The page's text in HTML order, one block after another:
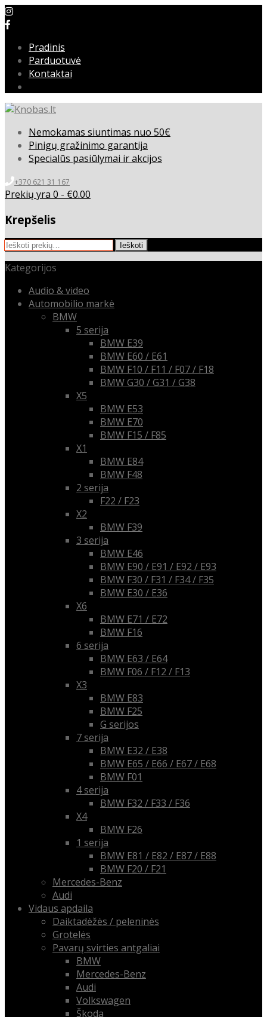
Pradinis
Parduotuvė
Kontaktai
Nemokamas siuntimas nuo 50€
Pinigų gražinimo garantija
Specialūs pasiūlymai ir akcijos
+370 621 31 167
Prekių yra 0 - €0.00
Krepšelis
Ieškoti: Ieškoti
Kategorijos
Audio & video
Automobilio markė
BMW
5 serija
BMW E39
BMW E60 / E61
BMW F10 / F11 / F07 / F18
BMW G30 / G31 / G38
X5
BMW E53
BMW E70
BMW F15 / F85
X1
BMW E84
BMW F48
2 serija
F22 / F23
X2
BMW F39
3 serija
BMW E46
BMW E90 / E91 / E92 / E93
BMW F30 / F31 / F34 / F35
BMW E30 / E36
X6
BMW E71 / E72
BMW F16
6 serija
BMW E63 / E64
BMW F06 / F12 / F13
X3
BMW E83
BMW F25
G serijos
7 serija
BMW E32 / E38
BMW E65 / E66 / E67 / E68
BMW F01
4 serija
BMW F32 / F33 / F36
X4
BMW F26
1 serija
BMW E81 / E82 / E87 / E88
BMW F20 / F21
Mercedes-Benz
Audi
Vidaus apdaila
Daiktadėžės / peleninės
Grotelės
Pavarų svirties antgaliai
BMW
Mercedes-Benz
Audi
Volkswagen
Škoda